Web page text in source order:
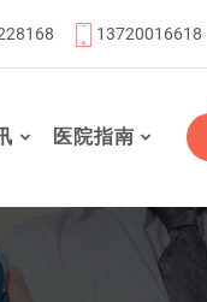
单位 北京市老年
13720016618
医院指南